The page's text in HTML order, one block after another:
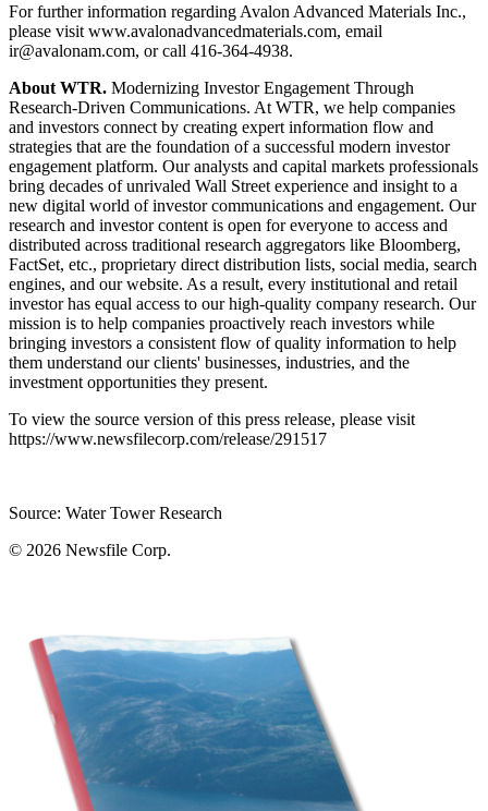
For further information regarding Avalon Advanced Materials Inc.,
please visit www.avalonadvancedmaterials.com, email
ir@avalonam.com, or call 416-364-4938.
About WTR. Modernizing Investor Engagement Through
Research-Driven Communications. At WTR, we help companies
and investors connect by creating expert information flow and
strategies that are the foundation of a successful modern investor
engagement platform. Our analysts and capital markets professionals
bring decades of unrivaled Wall Street experience and insight to a
new digital world of investor communications and engagement. Our
research and investor content is open for everyone to access and
distributed across traditional research aggregators like Bloomberg,
FactSet, etc., proprietary direct distribution lists, social media, search
engines, and our website. As a result, every institutional and retail
investor has equal access to our high-quality company research. Our
mission is to help companies proactively reach investors while
bringing investors a consistent flow of quality information to help
them understand our clients' businesses, industries, and the
investment opportunities they present.
To view the source version of this press release, please visit
https://www.newsfilecorp.com/release/291517
Source: Water Tower Research
© 2026 Newsfile Corp.